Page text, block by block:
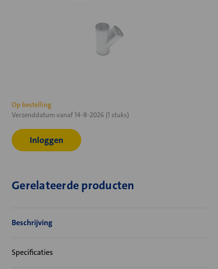
Huidige
voorraad:
Op bestelling
Verzenddatum vanaf 14-8-2026 (1 stuks)
Inloggen
Gerelateerde producten
Beschrijving
Specificaties